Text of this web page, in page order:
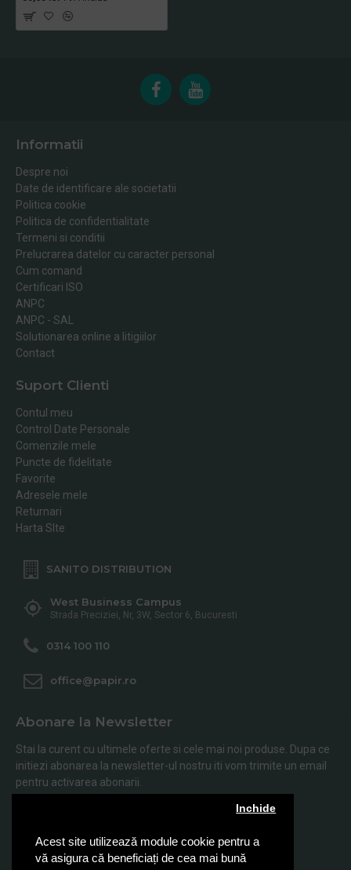
Acest site utilizează module cookie pentru a
vă asigura că beneficiați de cea mai bună
Inchide
Informatii
Despre noi
Date de identificare ale societatii
Politica cookie
Politica de confidentialitate
Termeni si conditii
Prelucrarea datelor cu caracter personal
Cum comand
Certificari ISO
ANPC
ANPC - SAL
Solutionarea online a litigiilor
Contact
Suport Clienti
Contul meu
Control Date Personale
Comenzile mele
Puncte de fidelitate
Favorite
Adresele mele
Returnari
Harta SIte
SANITO DISTRIBUTION
West Business Campus
Strada Preciziei, Nr, 3W, Sector 6, Bucuresti
0314 100 110
office@papir.ro
Abonare la Newsletter
Stai la curent cu ultimele oferte si cele mai noi produse. Dupa ce
initiezi abonarea la newsletter-ul nostru iti vom trimite un email
pentru activarea abonarii.
Abonare
Am citit şi sunt de acord cu Politica de Confidentialitate